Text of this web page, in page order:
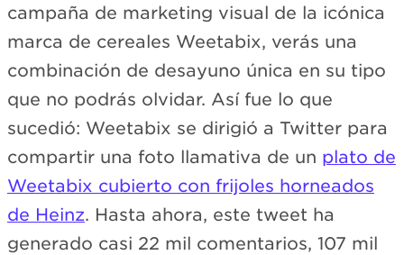
campaña de marketing visual de la icónica
marca de cereales Weetabix, verás una
combinación de desayuno única en su tipo
que no podrás olvidar. Así fue lo que
sucedió: Weetabix se dirigió a Twitter para
compartir una foto llamativa de un plato de
Weetabix cubierto con frijoles horneados
de Heinz. Hasta ahora, este tweet ha
generado casi 22 mil comentarios, 107 mil